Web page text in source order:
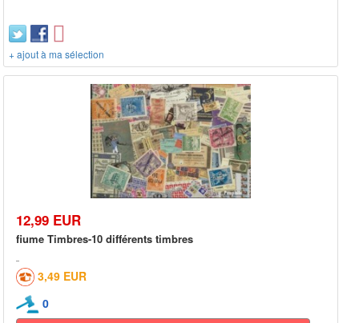
+ ajout à ma sélection
12,99 EUR
fiume Timbres-10 différents timbres
3,49 EUR
0